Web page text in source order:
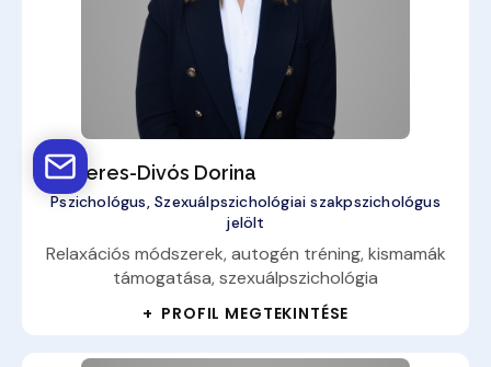
Szekeres-Divós Dorina
Pszichológus, Szexuálpszichológiai szakpszichológus
jelölt
Relaxációs módszerek, autogén tréning, kismamák
támogatása, szexuálpszichológia
+ PROFIL MEGTEKINTÉSE